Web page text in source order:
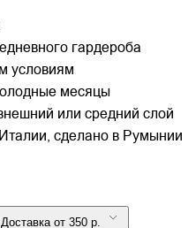
гардероба
условиям
месяцы
или средний слой
сделано в Румынии
Доставка от 350 р.